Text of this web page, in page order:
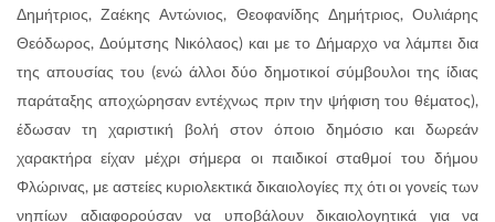
Δημήτριος, Ζαέκης Αντώνιος, Θεοφανίδης Δημήτριος, Ουλιάρης
Θεόδωρος, Δούμτσης Νικόλαος) και με το Δήμαρχο να λάμπει δια
της απουσίας του (ενώ άλλοι δύο δημοτικοί σύμβουλοι της ίδιας
παράταξης αποχώρησαν εντέχνως πριν την ψήφιση του θέματος),
έδωσαν τη χαριστική βολή στον όποιο δημόσιο και δωρεάν
χαρακτήρα είχαν μέχρι σήμερα οι παιδικοί σταθμοί του δήμου
Φλώρινας, με αστείες κυριολεκτικά δικαιολογίες πχ ότι οι γονείς των
νηπίων αδιαφορούσαν να υποβάλουν δικαιολογητικά για να